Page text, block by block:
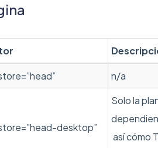
n/a
desktop”
Solo la
así cómo